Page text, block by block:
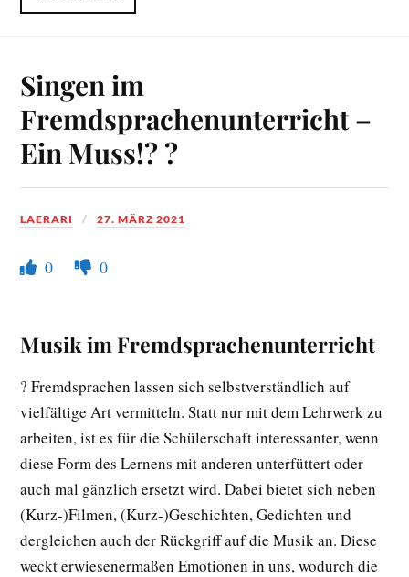
Singen im
Fremdsprachenunterricht –
Ein Muss!? ?
LAERARI 27. MÄRZ 2021
0 0
Musik im Fremdsprachenunterricht
? Fremdsprachen lassen sich selbstverständlich auf
vielfältige Art vermitteln. Statt nur mit dem Lehrwerk zu
arbeiten, ist es für die Schülerschaft interessanter, wenn
diese Form des Lernens mit anderen unterfüttert oder
auch mal gänzlich ersetzt wird. Dabei bietet sich neben
(Kurz-)Filmen, (Kurz-)Geschichten, Gedichten und
dergleichen auch der Rückgriff auf die Musik an. Diese
weckt erwiesenermaßen Emotionen in uns, wodurch die